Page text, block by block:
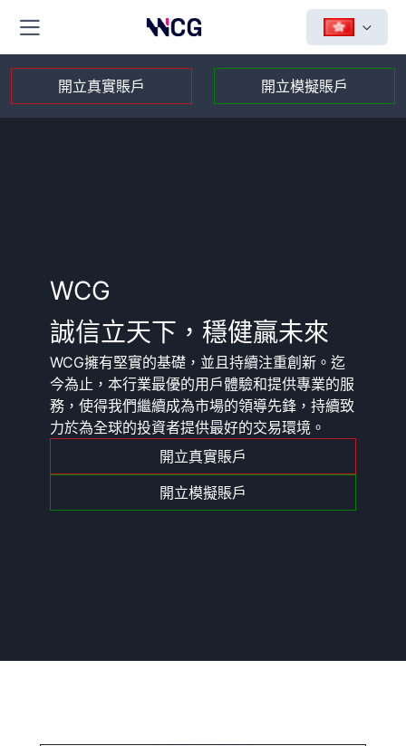
開立真實賬戶 開立模擬賬戶
WCG
誠信立天下，穩健贏未來
WCG擁有堅實的基礎，並且持續注重創新。迄
今為止，本行業最優的用戶體驗和提供專業的服
務，使得我們繼續成為市場的領導先鋒，持續致
力於為全球的投資者提供最好的交易環境。
開立真實賬戶
開立模擬賬戶